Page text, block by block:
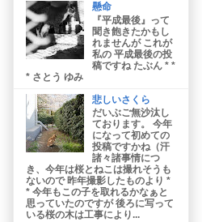
懸命
『平成最後』って
聞き飽きたかもし
れませんが これが
私の 平成最後の投
稿ですね たぶん * *
* さとう ゆみ
悲しいさくら
だいぶご無沙汰し
ております。 今年
になって初めての
投稿ですかね（汗
諸々諸事情につ
き、今年は桜とねこは撮れそうも
ないので 昨年撮影したものより *
* 今年もこの子を取れるかなぁと
思っていたのですが 後ろに写って
いる桜の木は工事により...